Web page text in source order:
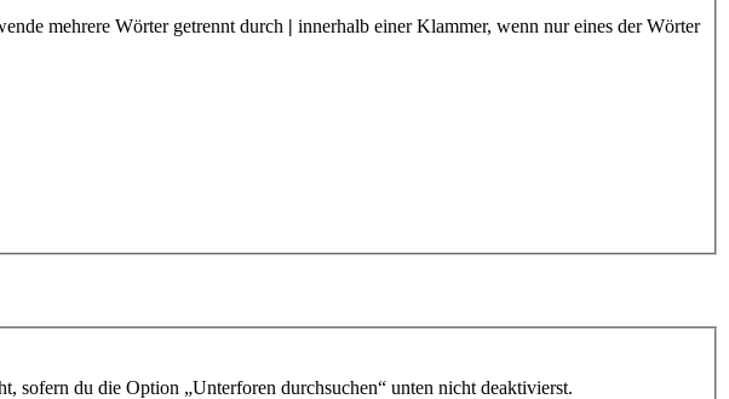
mehrere Wörter getrennt durch | innerhalb einer Klammer, wenn nur eines der Wörter
sofern du die Option „Unterforen durchsuchen“ unten nicht deaktivierst.